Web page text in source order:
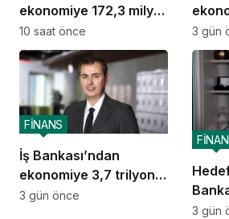
ekonomiye 172,3 milyar
TL destek
10 saat önce
TL
3 gün
İş Bankası’ndan
ekonomiye 3,7 trilyon
TL destek
FİNANS
3 gün önce
ve
3 gün